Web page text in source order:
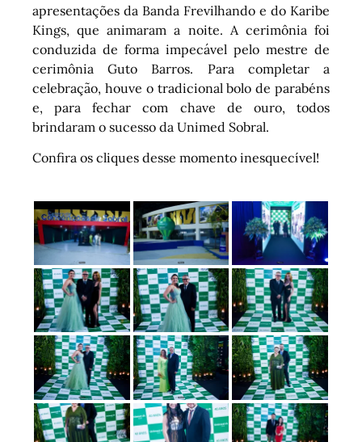
apresentações da Banda Frevilhando e do Karibe
Kings, que animaram a noite. A cerimônia foi
conduzida de forma impecável pelo mestre de
cerimônia Guto Barros. Para completar a
celebração, houve o tradicional bolo de parabéns
e, para fechar com chave de ouro, todos
brindaram o sucesso da Unimed Sobral.
Confira os cliques desse momento inesquecível!